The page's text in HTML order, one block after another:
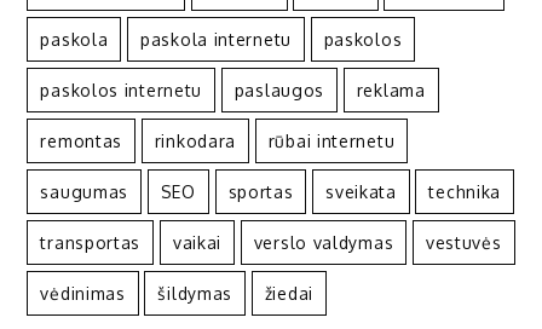
paskola paskola internetu paskolos
paskolos internetu paslaugos reklama
remontas rinkodara rūbai internetu
saugumas SEO sportas sveikata technika
transportas vaikai verslo valdymas vestuvės
vėdinimas šildymas žiedai